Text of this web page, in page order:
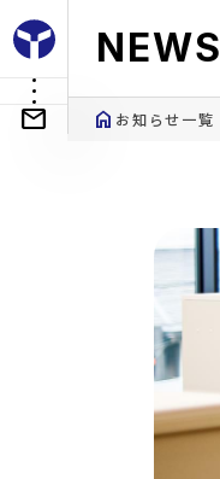
NEWS
home お知らせ一覧